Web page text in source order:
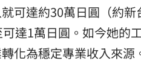
可達約30萬日圓（約
達1萬日圓。如今她的
化為穩定專業收入來源